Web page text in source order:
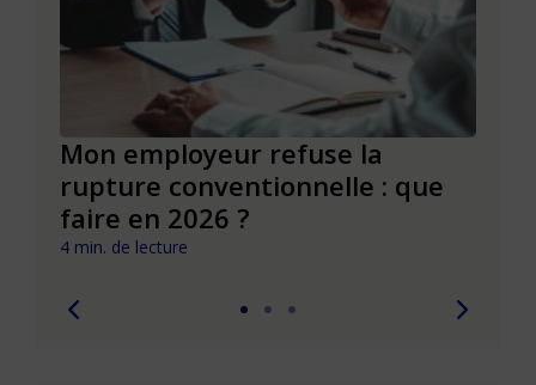
Mon employeur refuse la
rupture conventionnelle : que
faire en 2026 ?
4 min. de lecture